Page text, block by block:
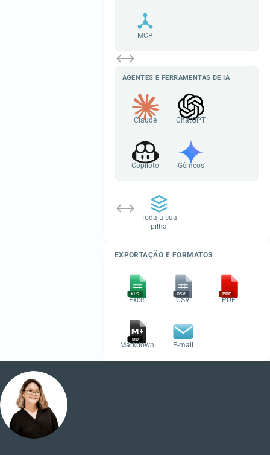
MCP
AGENTES E FERRAMENTAS DE IA
Claude ChatGPT
Copiloto Gêmeos
Toda a sua
pilha
EXPORTAÇÃO E FORMATOS
Excel CSV PDF
Markdown E-mail